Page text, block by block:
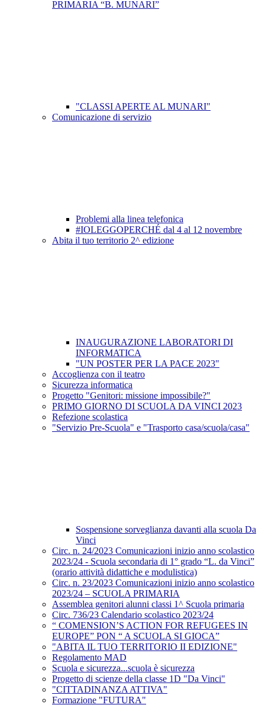
PRIMARIA “B. MUNARI”
"CLASSI APERTE AL MUNARI"
Comunicazione di servizio
Problemi alla linea telefonica
#IOLEGGOPERCHÉ dal 4 al 12 novembre
Abita il tuo territorio 2^ edizione
INAUGURAZIONE LABORATORI DI
INFORMATICA
"UN POSTER PER LA PACE 2023"
Accoglienza con il teatro
Sicurezza informatica
Progetto "Genitori: missione impossibile?"
PRIMO GIORNO DI SCUOLA DA VINCI 2023
Refezione scolastica
"Servizio Pre-Scuola" e "Trasporto casa/scuola/casa"
Sospensione sorveglianza davanti alla scuola Da
Vinci
Circ. n. 24/2023 Comunicazioni inizio anno scolastico
2023/24 - Scuola secondaria di 1° grado “L. da Vinci”
(orario attività didattiche e modulistica)
Circ. n. 23/2023 Comunicazioni inizio anno scolastico
2023/24 – SCUOLA PRIMARIA
Assemblea genitori alunni classi 1^ Scuola primaria
Circ. 736/23 Calendario scolastico 2023/24
“ COMENSION’S ACTION FOR REFUGEES IN
EUROPE” PON “ A SCUOLA SI GIOCA”
"ABITA IL TUO TERRITORIO II EDIZIONE"
Regolamento MAD
Scuola e sicurezza...scuola è sicurezza
Progetto di scienze della classe 1D "Da Vinci"
"CITTADINANZA ATTIVA"
Formazione "FUTURA"